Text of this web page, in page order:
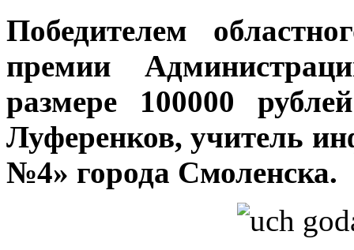
Победителем
премии
размере 100000
Луференков, учитель
№4» города Смоленска.